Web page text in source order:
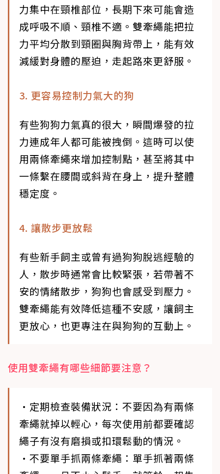
力集中在頸椎部位，長期下來可能會造
成呼吸不順、頸椎不適。雙牽繩能把拉
力平均分散到頸圈與胸背帶上，能有效
減緩對身體的壓迫，走起路來更舒服。
3. 更容易控制力氣大的狗
有些狗狗力氣真的很大，瞬間爆發的拉
力連成年人都可能被拽倒。這時可以使
用兩條牽繩來增加控制點，甚至將其中
一條繫在腰間或斜背在身上，提升整體
穩定度。
4. 讓散步更放鬆
有些新手飼主或曾有過狗狗脫逃經驗的
人，散步時通常會比較緊張，若帶著不
安的情緒散步，狗狗也會感受到壓力。
雙牽繩能有效降低這種不安感，讓飼主
更放心，也更專注在與狗狗的互動上。
使用雙牽繩有哪些細節要注意？
•定期檢查裝備狀況 ：不要因為有兩條
牽繩就掉以輕心，每次使用前都要確認
繩子有沒有磨損或扣環鬆動的情況。
•不要單手抓兩條牽繩 ：單手抓著兩條